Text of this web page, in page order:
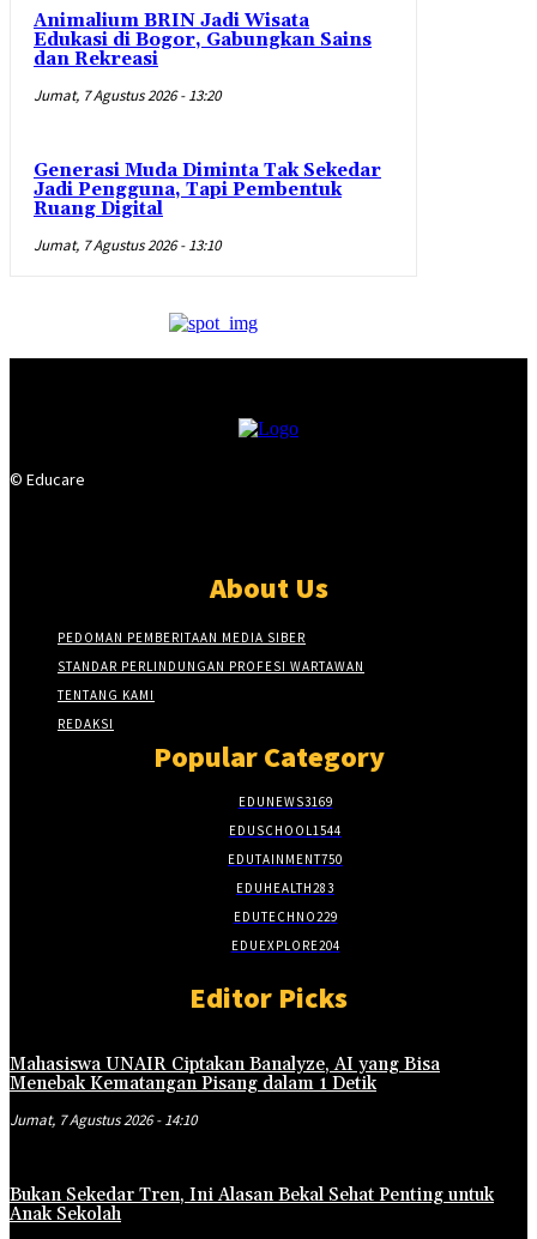
Animalium BRIN Jadi Wisata
Edukasi di Bogor, Gabungkan Sains
dan Rekreasi
Jumat, 7 Agustus 2026 - 13:20
Generasi Muda Diminta Tak Sekedar
Jadi Pengguna, Tapi Pembentuk
Ruang Digital
Jumat, 7 Agustus 2026 - 13:10
© Educare
About Us
PEDOMAN PEMBERITAAN MEDIA SIBER
STANDAR PERLINDUNGAN PROFESI WARTAWAN
TENTANG KAMI
REDAKSI
Popular Category
EDUNEWS3169
EDUSCHOOL1544
EDUTAINMENT750
EDUHEALTH283
EDUTECHNO229
EDUEXPLORE204
Editor Picks
Mahasiswa UNAIR Ciptakan Banalyze, AI yang Bisa
Menebak Kematangan Pisang dalam 1 Detik
Jumat, 7 Agustus 2026 - 14:10
Bukan Sekedar Tren, Ini Alasan Bekal Sehat Penting untuk
Anak Sekolah